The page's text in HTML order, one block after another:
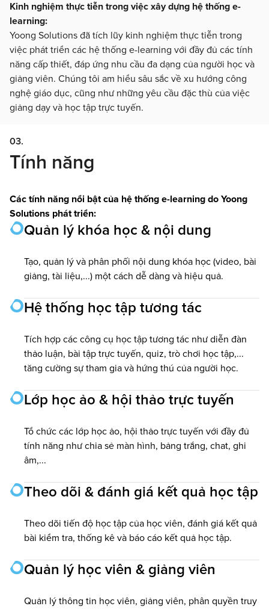
Kinh nghiệm thực tiễn trong việc xây dựng hệ thống e-
learning:
Yoong Solutions đã tích lũy kinh nghiệm thực tiễn trong
việc phát triển các hệ thống e-learning với đầy đủ các tính
năng cấp thiết, đáp ứng nhu cầu đa dạng của người học và
giảng viên. Chúng tôi am hiểu sâu sắc về xu hướng công
nghệ giáo dục, cũng như những yêu cầu đặc thù của việc
giảng dạy và học tập trực tuyến.
03.
Tính năng
Các tính năng nổi bật của hệ thống e-learning do Yoong
Solutions phát triển:
Quản lý khóa học & nội dung
Tạo, quản lý và phân phối nội dung khóa học (video, bài
giảng, tài liệu,...) một cách dễ dàng và hiệu quả.
Hệ thống học tập tương tác
Tích hợp các công cụ học tập tương tác như diễn đàn
thảo luận, bài tập trực tuyến, quiz, trò chơi học tập,...
tăng cường sự tham gia và hứng thú của người học.
Lớp học ảo & hội thảo trực tuyến
Tổ chức các lớp học ảo, hội thảo trực tuyến với đầy đủ
tính năng như chia sẻ màn hình, bảng trắng, chat, ghi
âm,...
Theo dõi & đánh giá kết quả học tập
Theo dõi tiến độ học tập của học viên, đánh giá kết quả
bài kiểm tra, thống kê và báo cáo kết quả học tập.
Quản lý học viên & giảng viên
Quản lý thông tin học viên, giảng viên, phân quyền truy